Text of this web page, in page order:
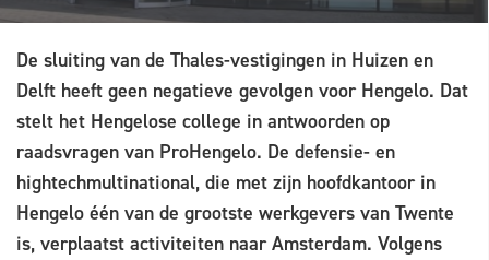
De sluiting van de Thales-vestigingen in Huizen en
Delft heeft geen negatieve gevolgen voor Hengelo. Dat
stelt het Hengelose college in antwoorden op
raadsvragen van ProHengelo. De defensie- en
hightechmultinational, die met zijn hoofdkantoor in
Hengelo één van de grootste werkgevers van Twente
is, verplaatst activiteiten naar Amsterdam. Volgens